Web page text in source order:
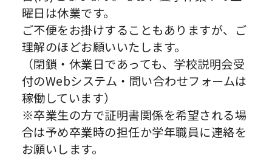
曜日は休業です。
ご不便をお掛けすることもありますが、ご
理解のほどお願いいたします。
（閉鎖・休業日であっても、学校説明会受
付のWebシステム・問い合わせフォームは
稼働しています）
※卒業生の方で証明書関係を希望される場
合は予め卒業時の担任か学年職員に連絡を
お願いします。